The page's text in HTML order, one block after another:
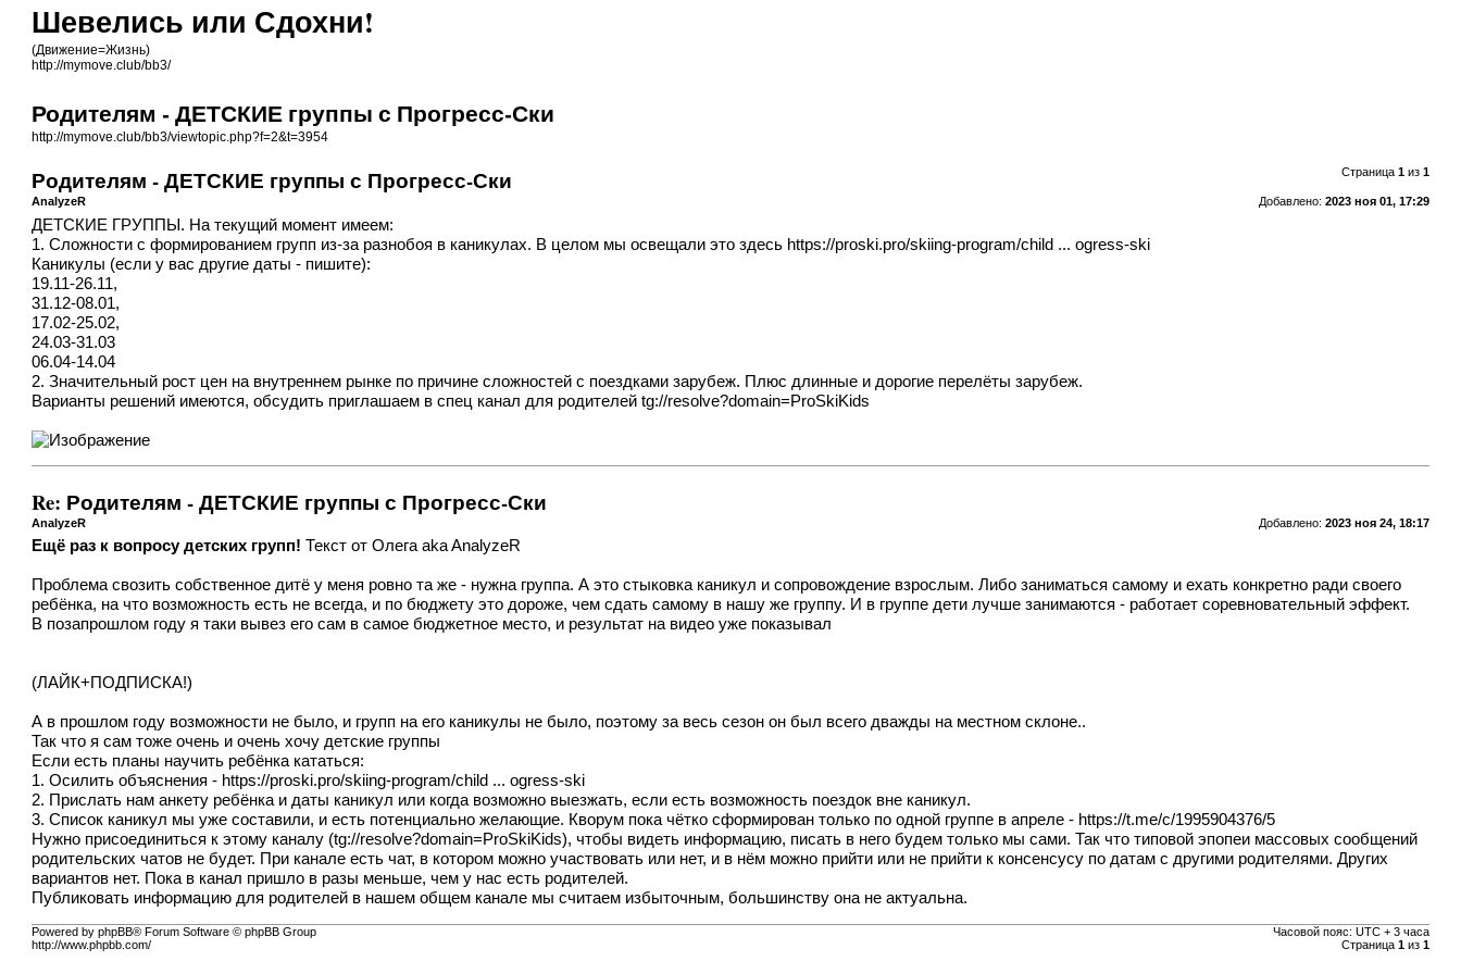
Шевелись или Сдохни!
(Движение=Жизнь)
http://mymove.club/bb3/
Родителям - ДЕТСКИЕ группы с Прогресс-Ски
http://mymove.club/bb3/viewtopic.php?f=2&t=3954
Страница 1из 1
Родителям - ДЕТСКИЕ группы с Прогресс-Ски
Добавлено: 2023 ноя 01, 17:29
AnalyzeR
ДЕТСКИЕ ГРУППЫ. На текущий момент имеем:
1. Сложности с формированием групп из-за разнобоя в каникулах. В целом мы освещали это здесь https://proski.pro/skiing-program/child ... ogress-ski
Каникулы (если у вас другие даты - пишите):
19.11-26.11,
31.12-08.01,
17.02-25.02,
24.03-31.03
06.04-14.04
2. Значительный рост цен на внутреннем рынке по причине сложностей с поездками зарубеж. Плюс длинные и дорогие перелёты зарубеж.
Варианты решений имеются, обсудить приглашаем в спец канал для родителейtg://resolve?domain=ProSkiKids
Re: Родителям - ДЕТСКИЕ группы с Прогресс-Ски
Добавлено: 2023 ноя 24, 18:17
AnalyzeR
Ещё раз к вопросу детских групп! Текст от Олега aka AnalyzeR
Проблема свозить собственное дитё у меня ровно та же - нужна группа. А это стыковка каникул и сопровождение взрослым. Либо заниматься самому и ехать конкретно ради своего
ребёнка, на что возможность есть не всегда, и по бюджету это дороже, чем сдать самому в нашу же группу. И в группе дети лучше занимаются - работает соревновательный эффект.
В позапрошлом году я таки вывез его сам в самое бюджетное место, и результат на видео уже показывал
(ЛАЙК+ПОДПИСКА!)
А в прошлом году возможности не было, и групп на его каникулы не было, поэтому за весь сезон он был всего дважды на местном склоне..
Так что я сам тоже очень и очень хочу детские группы
Если есть планы научить ребёнка кататься:
1. Осилить объяснения - https://proski.pro/skiing-program/child ... ogress-ski
2. Прислать нам анкету ребёнка и даты каникул или когда возможно выезжать, если есть возможность поездок вне каникул.
3. Список каникул мы уже составили, и есть потенциально желающие. Кворум пока чётко сформирован только по одной группе в апреле - https://t.me/c/1995904376/5
Нужно присоединиться к этому каналу (tg://resolve?domain=ProSkiKids), чтобы видеть информацию, писать в него будем только мы сами. Так что типовой эпопеи массовых сообщений
родительских чатов не будет. При канале есть чат, в котором можно участвовать или нет, и в нём можно прийти или не прийти к консенсусу по датам с другими родителями. Других
вариантов нет. Пока в канал пришло в разы меньше, чем у нас есть родителей.
Публиковать информацию для родителей в нашем общем канале мы считаем избыточным, большинству она не актуальна.
Часовой пояс: UTC + 3 часа
Страница 1из 1
Powered by phpBB® Forum Software © phpBB Group
http://www.phpbb.com/